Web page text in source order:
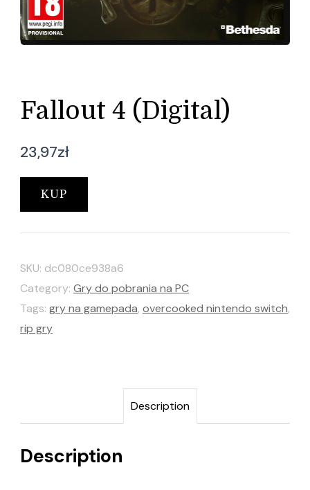
Fallout 4 (Digital)
23,97zł
KUP
SKU: dc080ce938a6
Category: Gry do pobrania na PC
Tags: gry na gamepada, overcooked nintendo switch,
rip gry
Description
Description